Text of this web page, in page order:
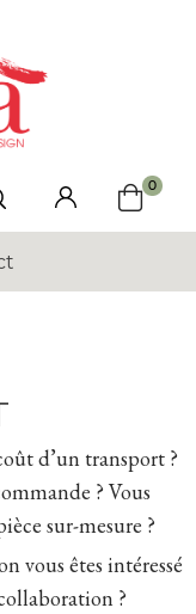
0
d’un transport ?
? Vous
sur-mesure ?
vous êtes intéressé
?